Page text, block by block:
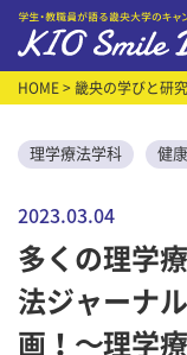
HOME > 畿央の学びと研究
「理学療法ジャーナル」
理学療法学科 健
2023.03.04
多くの理学
法ジャーナ
画！～理学